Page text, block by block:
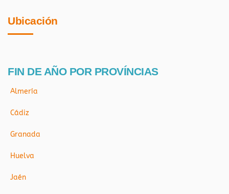
Ubicación
FIN DE AÑO POR PROVÍNCIAS
Almería
Cádiz
Granada
Huelva
Jaén